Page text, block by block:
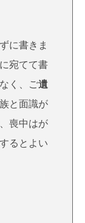
に書きま
宛てて書
く、ご遺
と面識が
喪中はが
るとよい